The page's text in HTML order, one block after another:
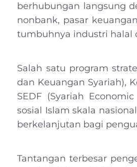
berhubungan langsung
nonbank, pasar
tumbuhnya industri halal
Salah satu program
dan Keuangan Syariah),
SEDF (Syariah
sosial Islam skala
berkelanjutan bagi
Tantangan terbesar